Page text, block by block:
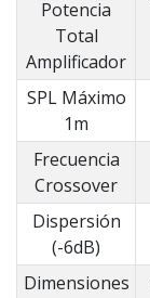
Potencia
Total
Amplificador
SPL Máximo
1m
Frecuencia
Crossover
Dispersión
(-6dB)
Dimensiones